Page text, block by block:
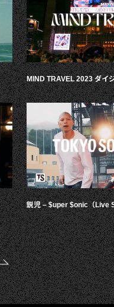
MIND TRAVEL 2023 ダイ
鋭児 – $uper $onic（Live